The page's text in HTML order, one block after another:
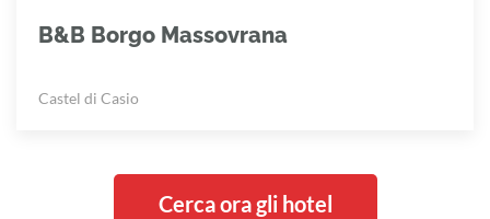
B&B Borgo Massovrana
Castel di Casio
Cerca ora gli hotel